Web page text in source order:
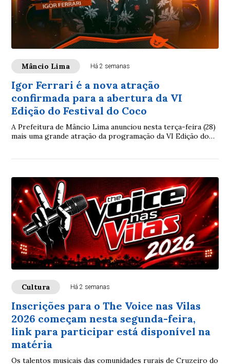
Mâncio Lima Há 2 semanas
Igor Ferrari é a nova atração
confirmada para a abertura da VI
Edição do Festival do Coco
A Prefeitura de Mâncio Lima anunciou nesta terça-feira (28)
mais uma grande atração da programação da VI Edição do
Cultura Há 2 semanas
Inscrições para o The Voice nas Vilas
2026 começam nesta segunda-feira,
link para participar está disponível na
matéria
Os talentos musicais das comunidades rurais de Cruzeiro do